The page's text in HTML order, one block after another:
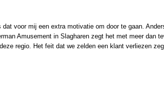
voor mij een extra motivatie om door te gaan.
Amusement in Slagharen zegt het met meer dan
regio. Het feit dat we zelden een klant verliezen